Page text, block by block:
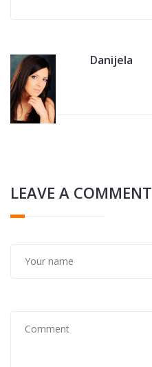
Danijela
LEAVE A COMMENT